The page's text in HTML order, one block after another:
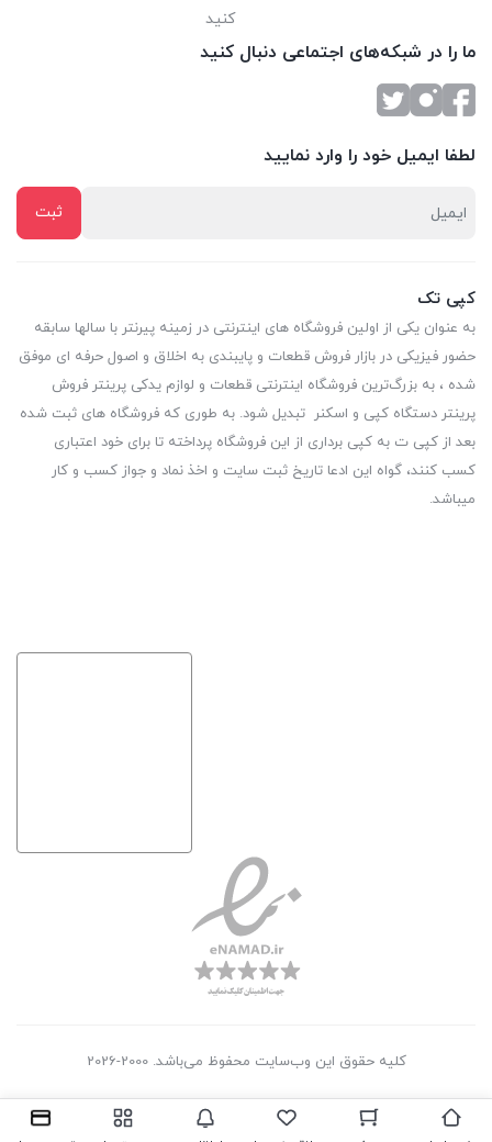
کنید
ما را در شبکه‌های اجتماعی دنبال کنید
لطفا ایمیل خود را وارد نمایید
کپی تک
به عنوان یکی از اولین فروشگاه های اینترنتی در زمینه پیرنتر با سالها سابقه
حضور فیزیکی در بازار فروش قطعات و پایبندی به اخلاق و اصول حرفه ای موفق
شده ، به بزرگ‌ترین فروشگاه اینترنتی قطعات و لوازم یدکی پرینتر فروش
پرینتر دستگاه کپی و اسکنر تبدیل شود. به طوری که فروشگاه های ثبت شده
بعد از کپی ت به کپی برداری از این فروشگاه پرداخته تا برای خود اعتباری
کسب کنند، گواه این ادعا تاریخ ثبت سایت و اخذ نماد و جواز کسب و کار
میباشد.
کلیه حقوق این وب‌سایت محفوظ می‌باشد. 2000-2026